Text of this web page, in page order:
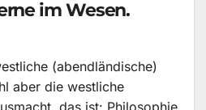
im Wesen.
(abendländische)
aber die westliche